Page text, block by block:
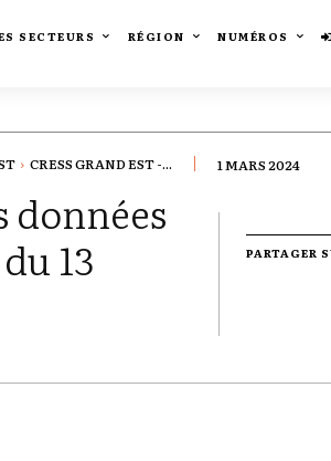
SECTEURS RÉGION NUMÉROS
CRESS GRAND EST -... 1 MARS 2024
données
13
PARTAGER